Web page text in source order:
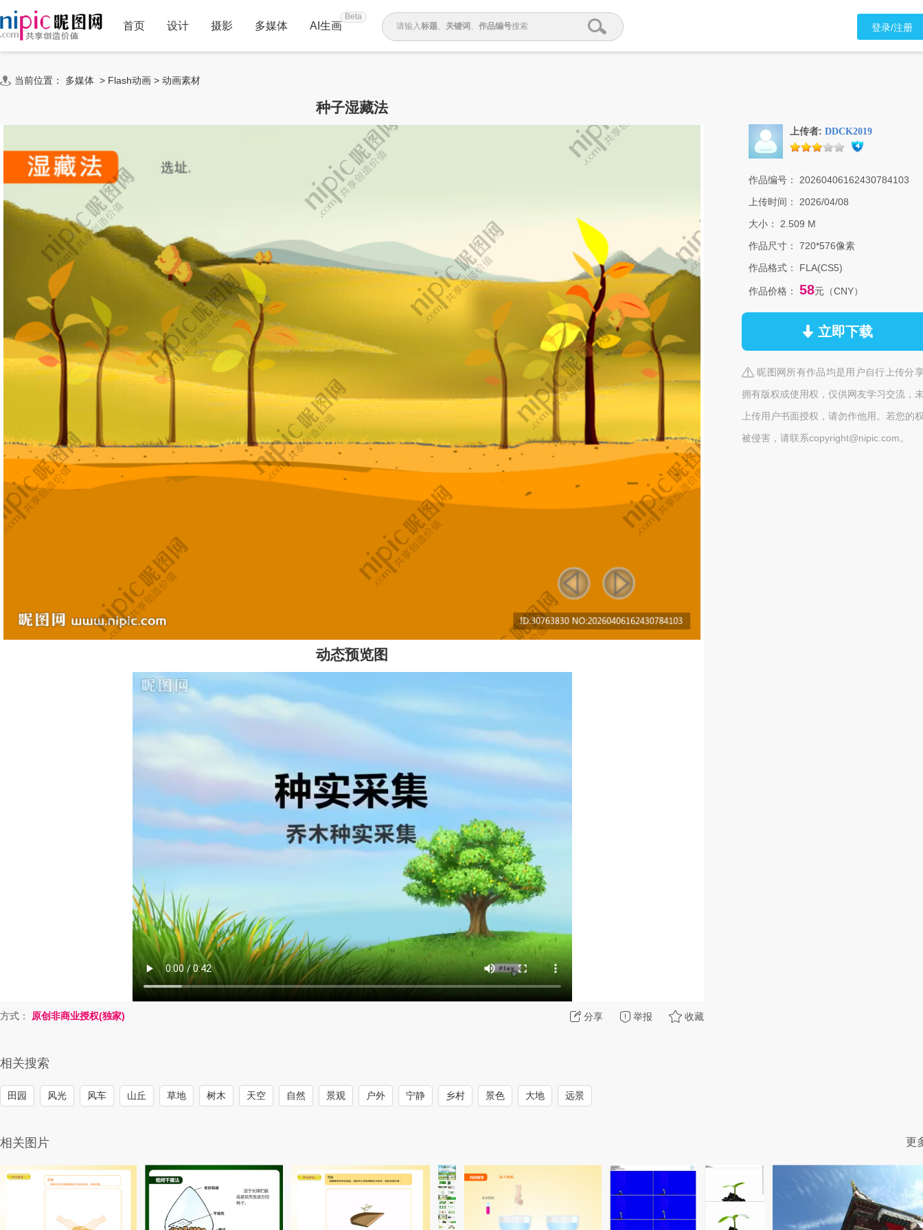
首页 设计 摄影 多媒体 AI生画
Beta
请输入标题、 关键词 、 作品编号搜索 登录/注册
当前位置： 多媒体 > Flash动画 > 动画素材
种子湿藏法
动态预览图
分享 举报 收藏
方式： 原创非商业授权(独家)
上传者: DDCK2019
作品编号：
20260406162430784103
上传时间：
2026/04/08
大小：
2.509 M
作品尺寸：
720*576像素
作品格式：
FLA(CS5)
作品价格： 58元（CNY）
立即下载
昵图网所有作品均是用户自行上传分
拥有版权或使用权，仅供网友学习交流，
上传用户书面授权，请勿作他用。若您的
被侵害，请联系copyright@nipic.com。
相关搜索
田园 风光 风车 山丘 草地 树木 天空 自然 景观 户外 宁静 乡村 景色 大地 远景
相关图片 更